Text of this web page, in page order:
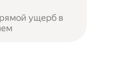
ущерб в